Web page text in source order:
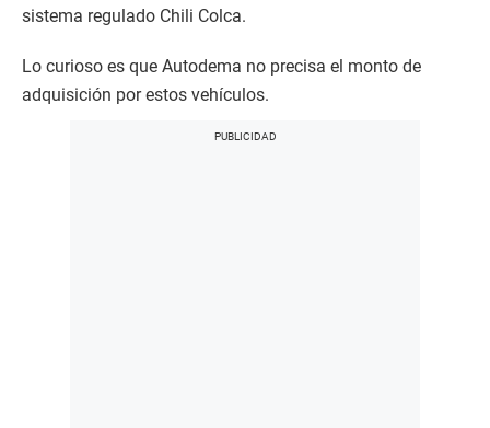
sistema regulado Chili Colca.
Lo curioso es que Autodema no precisa el monto de
adquisición por estos vehículos.